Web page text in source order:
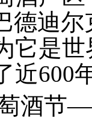
德迪
它是
近600
酒节